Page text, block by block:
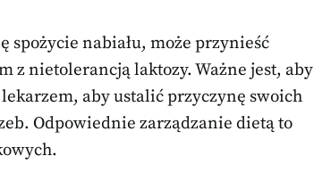
spożycie nabiału, może przynieść
z nietolerancją laktozy. Ważne jest, aby
aby ustalić przyczynę swoich
Odpowiednie zarządzanie dietą to